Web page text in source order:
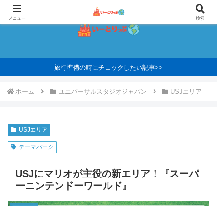
旅行準備の時にチェックしたい記事>>
ホーム ユニバーサルスタジオジャパン USJエリア
USJエリア
テーマパーク
USJにマリオが主役の新エリア！『スーパ
ーニンテンドーワールド』
メニュー 検索